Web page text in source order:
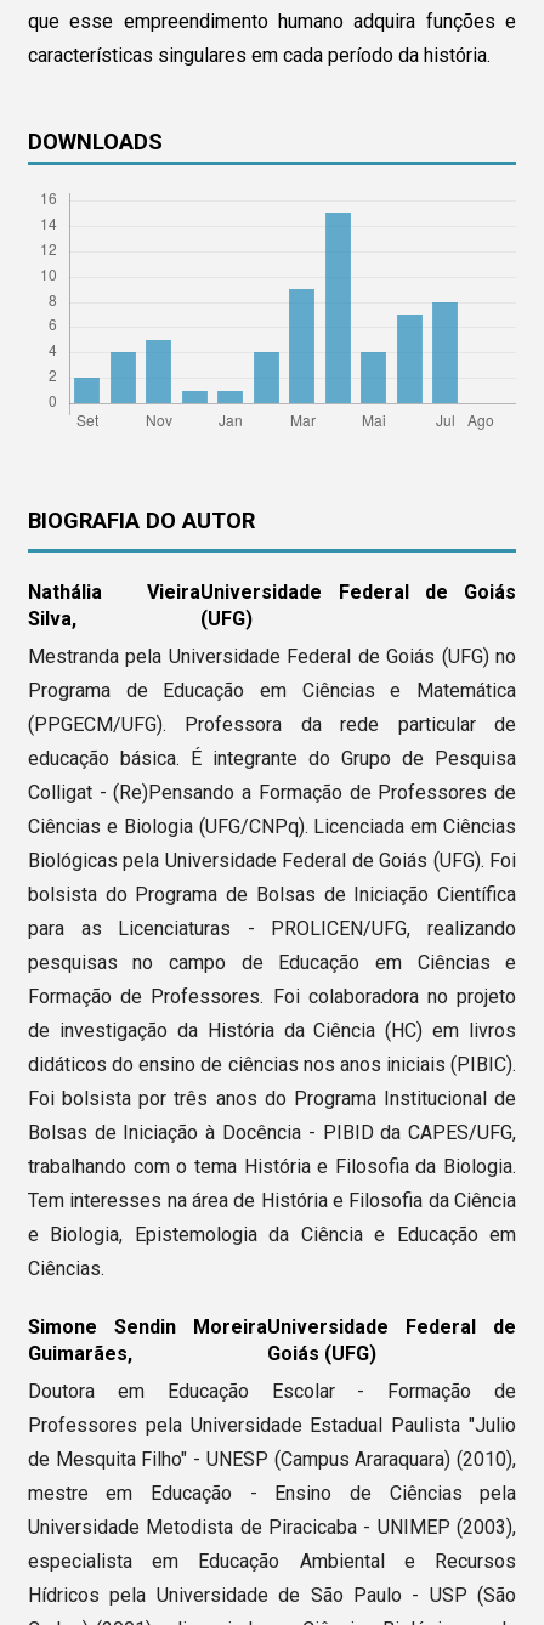
que esse empreendimento humano adquira funções e
características singulares em cada período da história.
DOWNLOADS
BIOGRAFIA DO AUTOR
Nathália Vieira
Silva,
Universidade Federal de Goiás
(UFG)
Mestranda pela Universidade Federal de Goiás (UFG) no
Programa de Educação em Ciências e Matemática
(PPGECM/UFG). Professora da rede particular de
educação básica. É integrante do Grupo de Pesquisa
Colligat - (Re)Pensando a Formação de Professores de
Ciências e Biologia (UFG/CNPq). Licenciada em Ciências
Biológicas pela Universidade Federal de Goiás (UFG). Foi
bolsista do Programa de Bolsas de Iniciação Científica
para as Licenciaturas - PROLICEN/UFG, realizando
pesquisas no campo de Educação em Ciências e
Formação de Professores. Foi colaboradora no projeto
de investigação da História da Ciência (HC) em livros
didáticos do ensino de ciências nos anos iniciais (PIBIC).
Foi bolsista por três anos do Programa Institucional de
Bolsas de Iniciação à Docência - PIBID da CAPES/UFG,
trabalhando com o tema História e Filosofia da Biologia.
Tem interesses na área de História e Filosofia da Ciência
e Biologia, Epistemologia da Ciência e Educação em
Ciências.
Simone Sendin Moreira
Guimarães,
Universidade Federal de
Goiás (UFG)
Doutora em Educação Escolar - Formação de
Professores pela Universidade Estadual Paulista "Julio
de Mesquita Filho" - UNESP (Campus Araraquara) (2010),
mestre em Educação - Ensino de Ciências pela
Universidade Metodista de Piracicaba - UNIMEP (2003),
especialista em Educação Ambiental e Recursos
Hídricos pela Universidade de São Paulo - USP (São